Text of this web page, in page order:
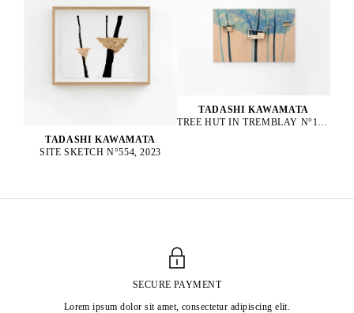
TADASHI KAWAMATA
SITE SKETCH N°554, 2023
TADASHI KAWAMATA
TREE HUT IN TREMBLAY N°152, 2023
SECURE PAYMENT
Lorem ipsum dolor sit amet, consectetur adipiscing elit.